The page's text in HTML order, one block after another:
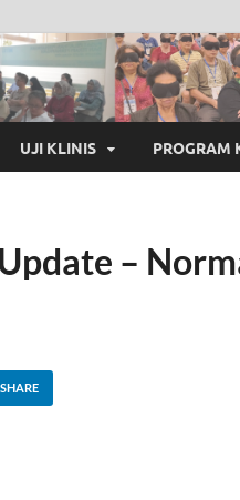
UJI KLINIS PROGRAM
–
SHARE